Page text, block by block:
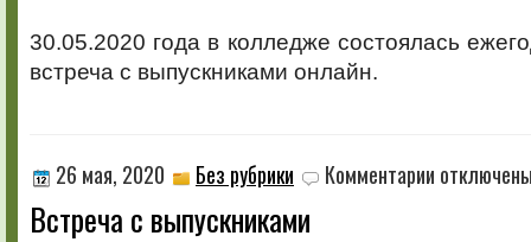
30.05.2020 года в колледже состоялась
встреча с выпускниками онлайн.
26 мая, 2020 Без рубрики Комментарии записи
Встреча с выпускниками